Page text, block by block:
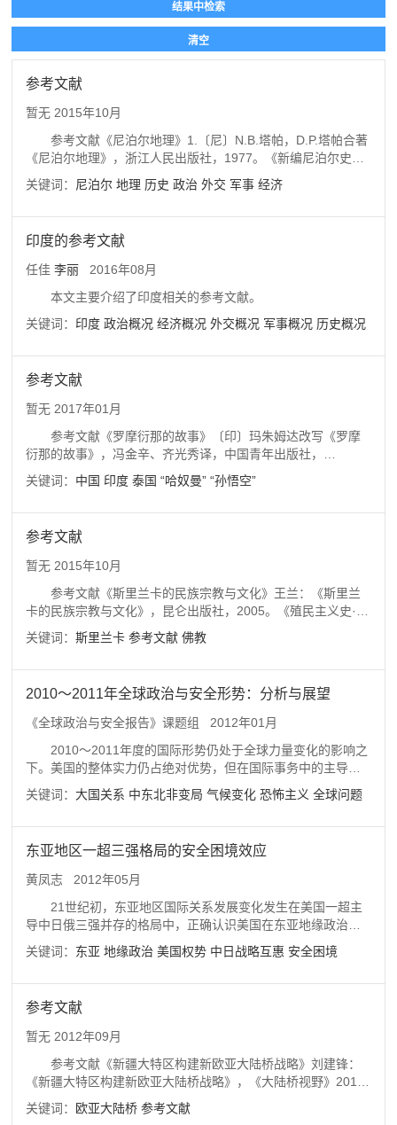
参考文献
暂无 2015年10月
参考文献《尼泊尔地理》1.〔尼〕N.B.塔帕，D.P.塔帕合著
《尼泊尔地理》，浙江人民出版社，1977。《新编尼泊尔史》
2.〔尼〕I.R.阿里亚尔，T.P.顿格亚尔合著《新编尼泊尔史》，
四川人民出版社，1972。《中华人民共和国对外关系文件集》
和国和尼泊尔王国双边关系重要文件汇编》，世界知识出版
社，1925。《西藏王统记》5.《西藏王统记》，王沂暖译，商
关键词： 尼泊尔 地理 历史 政治 外交 军事 经济
印度的参考文献
任佳李丽
2016年08月
本文主要介绍了印度相关的参考文献。
关键词： 印度 政治概况 经济概况 外交概况 军事概况 历史概况
参考文献
暂无 2017年01月
参考文献《罗摩衍那的故事》〔印〕玛朱姆达改写《罗摩
衍那的故事》，冯金辛、齐光秀译，中国青年出版社，
1962《〈罗摩衍那〉选》〔印〕蚁垤：《〈罗摩衍那〉选》，
人民文学出版社，1994《比较文学与民间文学》季羡林：《比
度两大史诗评论汇编》季羡林﹑刘安武编《印度两大史诗评论
汇编》，中国社会科学出版社，1984《罗摩衍那》（第1～7
关键词： 中国 印度 泰国 “哈奴曼” “孙悟空”
参考文献
暂无 2015年10月
参考文献《斯里兰卡的民族宗教与文化》王兰：《斯里兰
卡的民族宗教与文化》，昆仑出版社，2005。《殖民主义史·南
亚卷》林承节主编《殖民主义史·南亚卷》，北京大学出版社，
1999。《锡兰简明史》〔锡兰〕尼古拉斯、帕拉纳维达纳：
西域记》玄奘、辩机：《大唐西域记》，季羡林等校注，中华
书局，2000。《高级印度史》〔印度〕R.C.马宗达等：《高级
关键词：斯里兰卡 参考文献 佛教
2010～2011年全球政治与安全形势：分析与展望
《全球政治与安全报告》课题组 2012年01月
2010～2011年度的国际形势仍处于全球力量变化的影响之
下。美国的整体实力仍占绝对优势，但在国际事务中的主导作
用有所减弱；新兴大国力量上升，在重大全球问题的治理中影
响在增大。格局的主要特征表现为大国间的协调与合作。在传
布局。在非传统安全领域，恐怖主义威胁依然严峻，欧洲债务
危机进一步深化，气候变化的谈判未能消除成员国间的根本分
对着加强周边外交的机遇与挑战。
关键词：大国关系 中东北非变局 气候变化 恐怖主义 全球问题
东亚地区一超三强格局的安全困境效应
黄凤志 2012年05月
21世纪初，东亚地区国际关系发展变化发生在美国一超主
导中日俄三强并存的格局中，正确认识美国在东亚地缘政治中
的地位和作用，是我们把握东北亚乃至亚太局势变迁与走向的
核心问题。世纪之交，东亚地缘政治处在美国单极霸权的强磁
安号事件、延坪岛炮击事件和日中钓鱼岛撞船事件，极力推动
东北亚安全局势朝着有利于美国的方向发展，强化了以美国为
弈场南移
关键词： 东亚 地缘政治 美国权势 中日战略互惠 安全困境
参考文献
暂无 2012年09月
参考文献《新疆大特区构建新欧亚大陆桥战略》刘建锋：
《新疆大特区构建新欧亚大陆桥战略》，《大陆桥视野》2010
年第11期。《新欧亚大陆桥：构建中国战略纵深》仲其庄：
《新欧亚大陆桥：构建中国战略纵深》，《大陆桥视野》2008
关键词： 欧亚大陆桥 参考文献